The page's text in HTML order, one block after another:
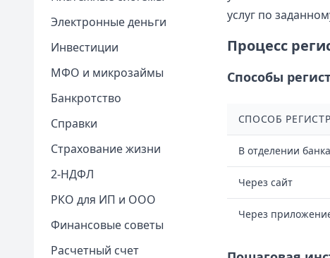
Электронные деньги
Инвестиции
МФО и микрозаймы
Банкротство
Справки
Страхование жизни
2-НДФЛ
РКО для ИП и ООО
Финансовые советы
Расчетный счет
услуг по
Процесс
Способы
СПОСОБ
В отделении банка
Через сайт
Через